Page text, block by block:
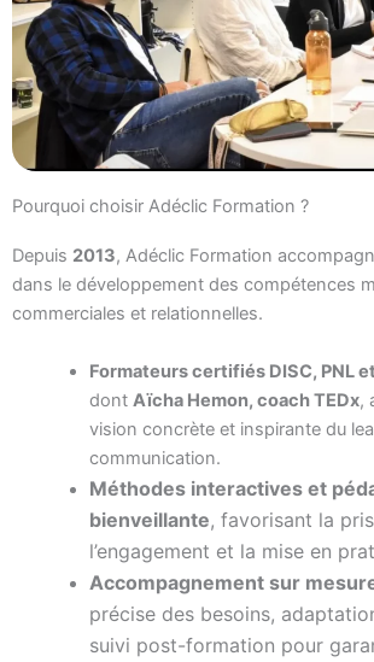
Pourquoi choisir Adéclic Formation ?
Depuis 2013, Adéclic Formation
dans le développement des compétences
commerciales et relationnelles.
Formateurs certifiés DISC, PNL
dont Aïcha Hemon, coach TEDx,
vision concrète et inspirante du
communication.
Méthodes interactives et
bienveillante, favorisant la
l’engagement et la mise en
Accompagnement sur
précise des besoins,
suivi post-formation pour